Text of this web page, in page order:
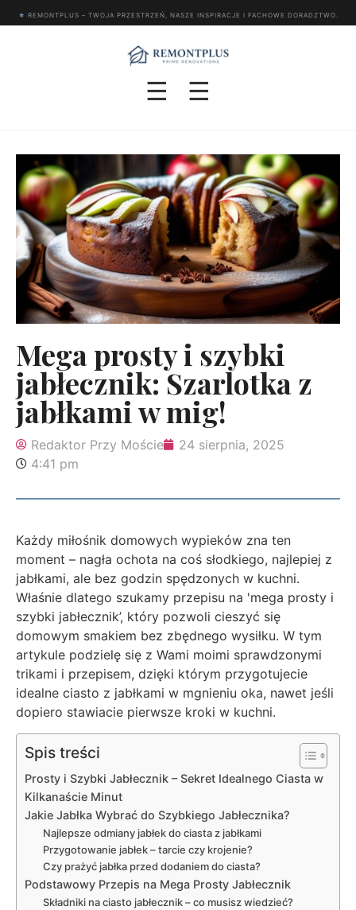
★ REMONTPLUS – TWOJA PRZESTRZEŃ, NASZE INSPIRACJE I FACHOWE DORADZTWO.
☰ ☰
Mega prosty i szybki
jabłecznik: Szarlotka z
jabłkami w mig!
Redaktor Przy Moście
24 sierpnia, 2025
4:41 pm
Każdy miłośnik domowych wypieków zna ten
moment – nagła ochota na coś słodkiego, najlepiej z
jabłkami, ale bez godzin spędzonych w kuchni.
Właśnie dlatego szukamy przepisu na 'mega prosty i
szybki jabłecznik’, który pozwoli cieszyć się
domowym smakiem bez zbędnego wysiłku. W tym
artykule podzielę się z Wami moimi sprawdzonymi
trikami i przepisem, dzięki którym przygotujecie
idealne ciasto z jabłkami w mgnieniu oka, nawet jeśli
dopiero stawiacie pierwsze kroki w kuchni.
Spis treści
Prosty i Szybki Jabłecznik – Sekret Idealnego Ciasta w
Kilkanaście Minut
Jakie Jabłka Wybrać do Szybkiego Jabłecznika?
Najlepsze odmiany jabłek do ciasta z jabłkami
Przygotowanie jabłek – tarcie czy krojenie?
Czy prażyć jabłka przed dodaniem do ciasta?
Podstawowy Przepis na Mega Prosty Jabłecznik
Składniki na ciasto jabłecznik – co musisz wiedzieć?